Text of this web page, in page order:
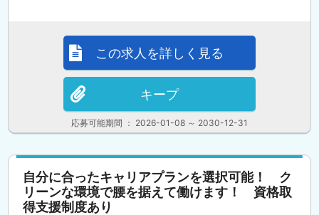
応募可能期間 ： 2026-01-08 ～ 2030-12-31
この求人を詳しく見る
キープ
自分に合ったキャリアプランを選択可能！ ク
リーンな環境で腰を据えて働けます！ 資格取
得支援制度あり